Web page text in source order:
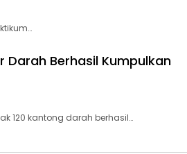
Darah Berhasil Kumpulkan
120 kantong darah berhasil…